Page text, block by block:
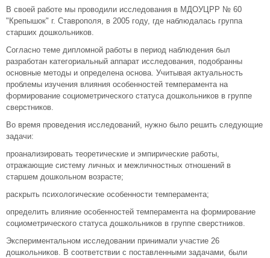
В своей работе мы проводили исследования в МДОУЦРР № 60
"Крепышок" г. Ставрополя, в 2005 году, где наблюдалась группа
старших дошкольников.
Согласно теме дипломной работы в период наблюдения был
разработан категориальный аппарат исследования, подобранны
основные методы и определена основа. Учитывая актуальность
проблемы изучения влияния особенностей темперамента на
формирование социометрического статуса дошкольников в группе
сверстников.
Во время проведения исследований, нужно было решить следующие
задачи:
проанализировать теоретические и эмпирические работы,
отражающие систему личных и межличностных отношений в
старшем дошкольном возрасте;
раскрыть психологические особенности темперамента;
определить влияние особенностей темперамента на формирование
социометрического статуса дошкольников в группе сверстников.
Экспериментальном исследовании принимали участие 26
дошкольников. В соответствии с поставленными задачами, были